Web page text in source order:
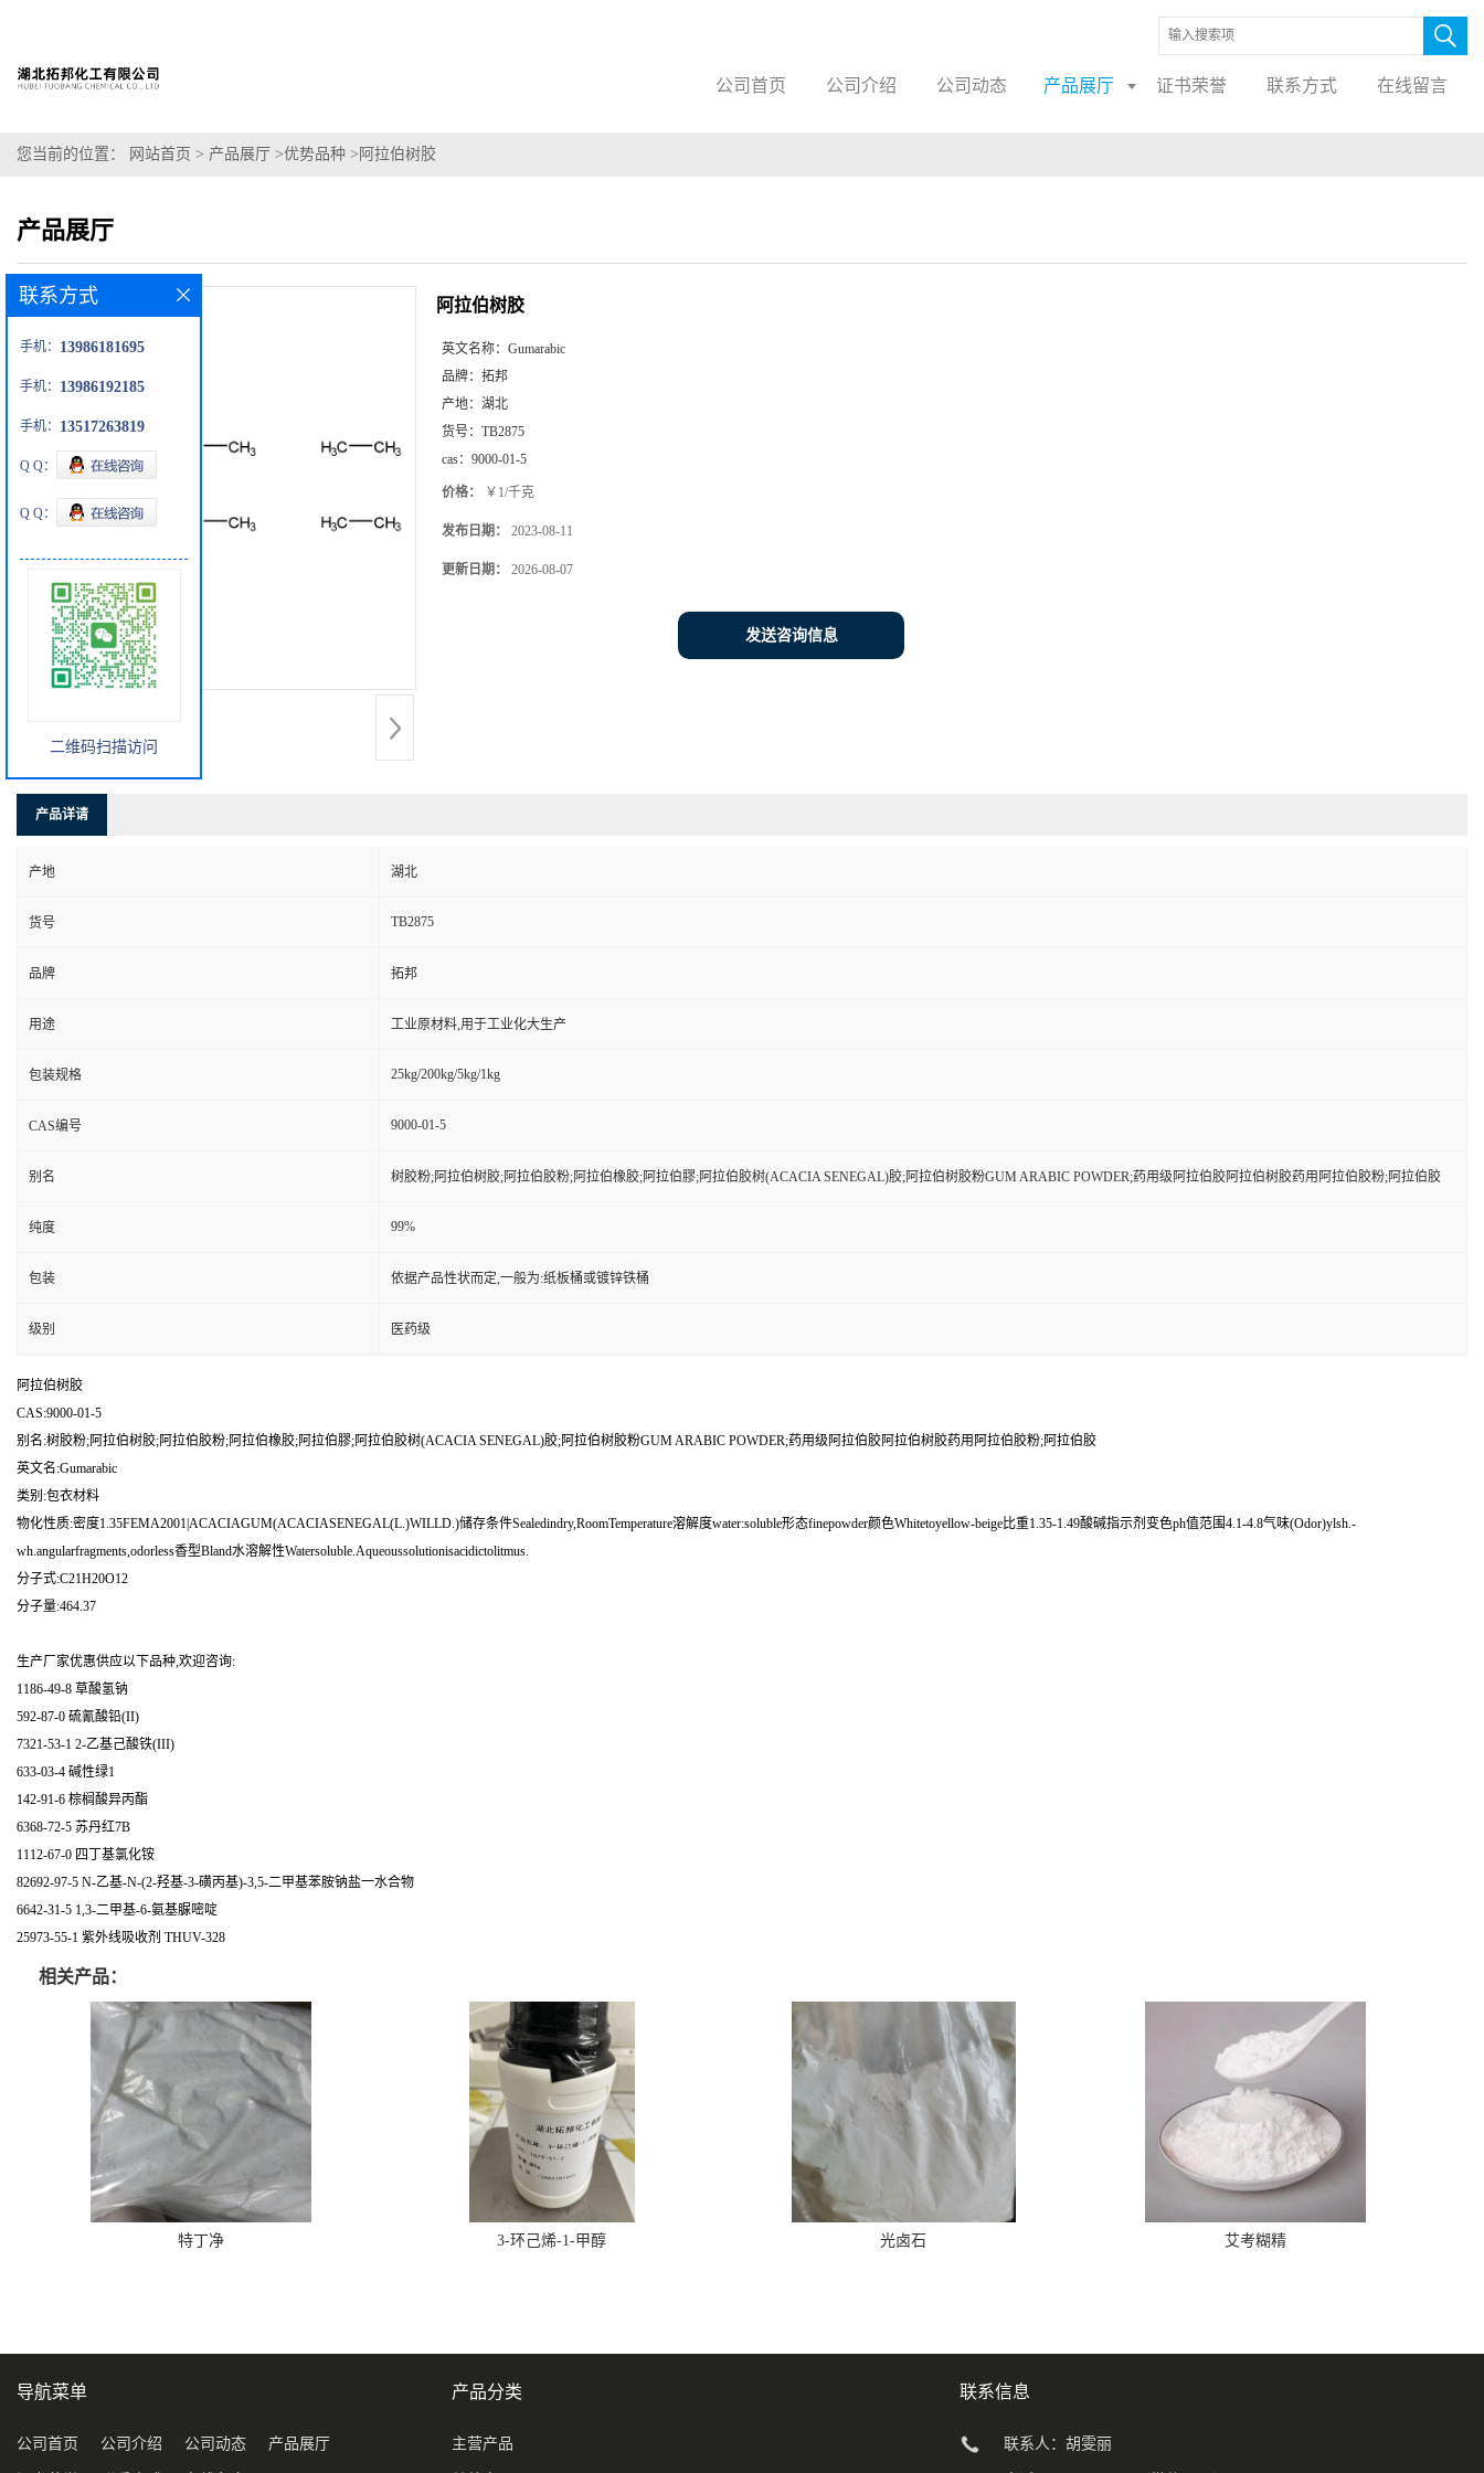
公司首页 公司介绍 公司动态 产品展厅 证书荣誉 联系方式 在线留言
您当前的位置： 网站首页 > 产品展厅 >优势品种 > 阿拉伯树胶
产品展厅
阿拉伯树胶
英文名称： Gumarabic
品牌： 拓邦
产地： 湖北
货号： TB2875
cas： 9000-01-5
价格： ￥1/千克
发布日期： 2023-08-11
更新日期： 2026-08-07
发送咨询信息
产品详请
产地 湖北
货号 TB2875
品牌 拓邦
用途 工业原材料,用于工业化大生产
包装规格 25kg/200kg/5kg/1kg
CAS编号 9000-01-5
别名 树胶粉;阿拉伯树胶;阿拉伯胶粉;阿拉伯橡胶;阿拉伯膠;阿拉伯胶树(ACACIA SENEGAL)胶;阿拉伯树胶粉GUM ARABIC POWDER;药用级阿拉伯胶阿拉伯树胶药用阿拉伯胶粉;阿拉伯胶
纯度 99%
包装 依据产品性状而定,一般为:纸板桶或镀锌铁桶
级别 医药级
阿拉伯树胶
CAS:9000-01-5
别名:树胶粉;阿拉伯树胶;阿拉伯胶粉;阿拉伯橡胶;阿拉伯膠;阿拉伯胶树(ACACIA SENEGAL)胶;阿拉伯树胶粉GUM ARABIC POWDER;药用级阿拉伯胶阿拉伯树胶药用阿拉伯胶粉;阿拉伯胶
英文名:Gumarabic
类别:包衣材料
物化性质:密度1.35FEMA2001|ACACIAGUM(ACACIASENEGAL(L.)WILLD.)储存条件Sealedindry,RoomTemperature溶解度water:soluble形态finepowder颜色Whitetoyellow-beige比重1.35-1.49酸碱指示剂变色ph值范围4.1-4.8气味(Odor)ylsh.-
wh.angularfragments,odorless香型Bland水溶解性Watersoluble.Aqueoussolutionisacidictolitmus.
分子式:C21H20O12
分子量:464.37
生产厂家优惠供应以下品种,欢迎咨询:
1186-49-8 草酸氢钠
592-87-0 硫氰酸铅(II)
7321-53-1 2-乙基己酸铁(III)
633-03-4 碱性绿1
142-91-6 棕榈酸异丙酯
6368-72-5 苏丹红7B
1112-67-0 四丁基氯化铵
82692-97-5 N-乙基-N-(2-羟基-3-磺丙基)-3,5-二甲基苯胺钠盐一水合物
6642-31-5 1,3-二甲基-6-氨基脲嘧啶
25973-55-1 紫外线吸收剂 THUV-328
相关产品：
特丁净 3-环己烯-1-甲醇 光卤石 艾考糊精
联系方式
手机： 13986181695
手机： 13986192185
手机： 13517263819
Q Q：
Q Q：
二维码扫描访问
导航菜单
公司首页 公司介绍 公司动态 产品展厅
产品分类
主营产品
联系信息
联系人：胡雯丽